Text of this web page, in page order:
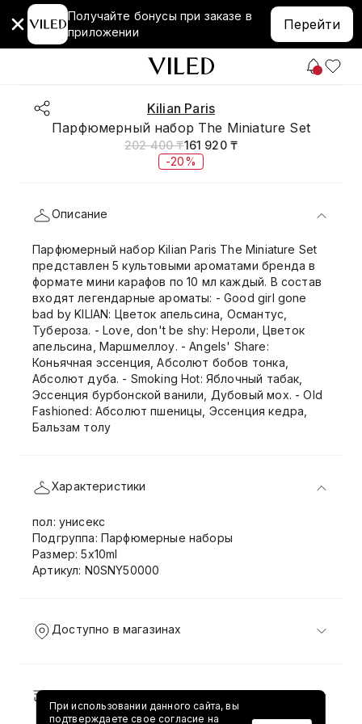
Получайте бонусы при заказе в
приложении
Перейти
Kilian Paris
Парфюмерный набор The Miniature Set
202 400 ₸161 920 ₸
-20%
Описание
Парфюмерный набор Kilian Paris The Miniature Set
представлен 5 культовыми ароматами бренда в
формате мини карафов по 10 мл каждый. В состав
входят легендарные ароматы: - Good girl gone
bad by KILIAN: Цветок апельсина, Османтус,
Тубероза. - Love, don't be shy: Нероли, Цветок
апельсина, Маршмеллоу. - Angels' Share:
Коньячная эссенция, Абсолют бобов тонка,
Абсолют дуба. - Smoking Hot: Яблочный табак,
Эссенция бурбонской ванили, Дубовый мох. - Old
Fashioned: Абсолют пшеницы, Эссенция кедра,
Бальзам толу
Характеристики
пол: унисекс
Подгруппа: Парфюмерные наборы
Размер: 5x10ml
Артикул: N0SNY50000
Доступно в магазинах
Доставка и возврат
При использовании данного сайта, вы
подтверждаете свое согласие на